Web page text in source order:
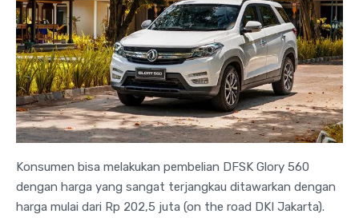
Konsumen bisa melakukan pembelian DFSK Glory 560
dengan harga yang sangat terjangkau ditawarkan dengan
harga mulai dari Rp 202,5 juta (on the road DKI Jakarta).